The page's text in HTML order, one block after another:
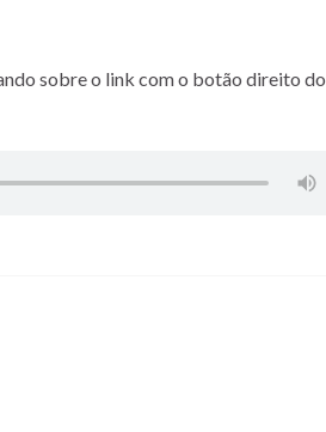
sobre o link com o botão direito do